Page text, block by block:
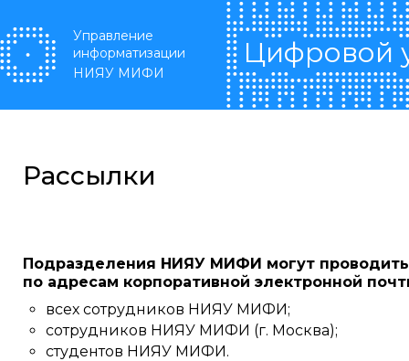
Перейти к основному содержанию
Управление
информатизации
НИЯУ МИФИ
Цифровой
Рассылки
Подразделения НИЯУ МИФИ могут
по адресам корпоративной электронной
всех сотрудников НИЯУ МИФИ;
сотрудников НИЯУ МИФИ (г. Москва);
студентов НИЯУ МИФИ.